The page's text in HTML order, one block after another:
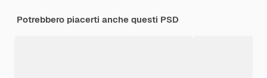
Potrebbero piacerti anche questi PSD